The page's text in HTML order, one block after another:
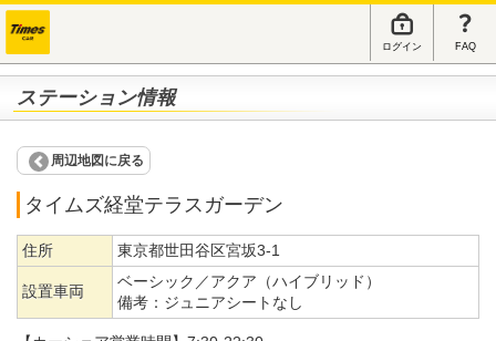
ログイン FAQ
ステーション情報
周辺地図に戻る
タイムズ経堂テラスガーデン
住所 東京都世田谷区宮坂3-1
設置車両
ベーシック／アクア（ハイブリッド）
備考： ジュニアシートなし